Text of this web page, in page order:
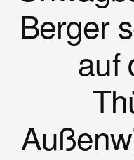
Berger
auf